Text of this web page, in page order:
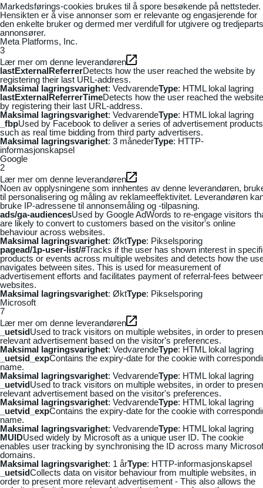
Markedsførings-cookies brukes til å spore besøkende på nettsteder.
Hensikten er å vise annonser som er relevante og engasjerende for
den enkelte bruker og dermed mer verdifull for utgivere og tredjeparts
annonsører.
Meta Platforms, Inc.
3
Lær mer om denne leverandøren
lastExternalReferrerDetects how the user reached the website by
registering their last URL-address.
Maksimal lagringsvarighet: VedvarendeType: HTML lokal lagring
lastExternalReferrerTimeDetects how the user reached the website
by registering their last URL-address.
Maksimal lagringsvarighet: VedvarendeType: HTML lokal lagring
_fbpUsed by Facebook to deliver a series of advertisement products
such as real time bidding from third party advertisers.
Maksimal lagringsvarighet: 3 månederType: HTTP-
informasjonskapsel
Google
2
Lær mer om denne leverandøren
Noen av opplysningene som innhentes av denne leverandøren,
til personalisering og måling av reklameeffektivitet. Leverandøren
bruke IP-adressene til annonsemåling og -tilpasning.
ads/ga-audiencesUsed by Google AdWords to re-engage visitors
are likely to convert to customers based on the visitor's online
behaviour across websites.
Maksimal lagringsvarighet: ØktType: Pikselsporing
pagead/1p-user-list/#Tracks if the user has shown interest in
products or events across multiple websites and detects how the
navigates between sites. This is used for measurement of
advertisement efforts and facilitates payment of referral-fees
websites.
Maksimal lagringsvarighet: ØktType: Pikselsporing
Microsoft
7
Lær mer om denne leverandøren
_uetsidUsed to track visitors on multiple websites, in order to
relevant advertisement based on the visitor's preferences.
Maksimal lagringsvarighet: VedvarendeType: HTML lokal lagring
_uetsid_expContains the expiry-date for the cookie with
name.
Maksimal lagringsvarighet: VedvarendeType: HTML lokal lagring
_uetvidUsed to track visitors on multiple websites, in order to
relevant advertisement based on the visitor's preferences.
Maksimal lagringsvarighet: VedvarendeType: HTML lokal lagring
_uetvid_expContains the expiry-date for the cookie with
name.
Maksimal lagringsvarighet: VedvarendeType: HTML lokal lagring
MUIDUsed widely by Microsoft as a unique user ID. The cookie
enables user tracking by synchronising the ID across many
domains.
Maksimal lagringsvarighet: 1 årType: HTTP-informasjonskapsel
_uetsidCollects data on visitor behaviour from multiple websites, in
order to present more relevant advertisement - This also allows the